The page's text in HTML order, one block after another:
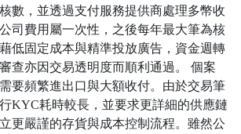
數，並透過支付服務提供商處理多幣收
司費用屬一次性，之後每年最大筆為核
低固定成本與精準投放廣告，資金週轉
查亦因交易透明度而順利通過。 個案
要頻繁進出口與大額收付。由於交易筆
KYC耗時較長，並要求更詳細的供應鏈
更嚴謹的存貨與成本控制流程。雖然公